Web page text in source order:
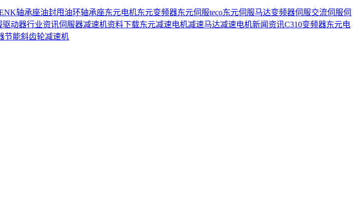
轴承座油封甩油环轴承座东元电机东元变频器东元伺服teco东元伺服马达变频器伺服交流伺服伺
驱动器行业资讯伺服器减速机资料下载东元减速电机减速马达减速电机新闻资讯C310变频器东元电
节能斜齿轮减速机